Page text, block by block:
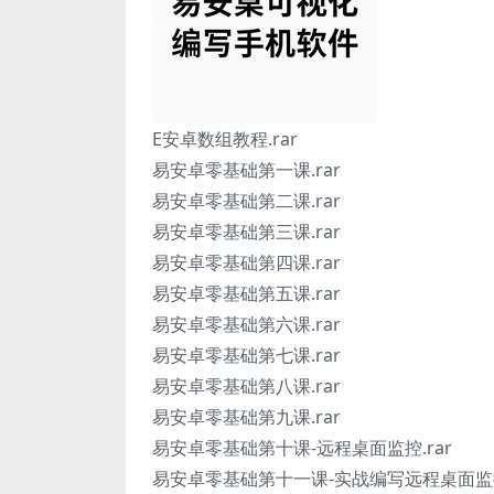
E安卓数组教程.rar
易安卓零基础第一课.rar
易安卓零基础第二课.rar
易安卓零基础第三课.rar
易安卓零基础第四课.rar
易安卓零基础第五课.rar
易安卓零基础第六课.rar
易安卓零基础第七课.rar
易安卓零基础第八课.rar
易安卓零基础第九课.rar
易安卓零基础第十课-远程桌面监控.rar
易安卓零基础第十一课-实战编写远程桌面